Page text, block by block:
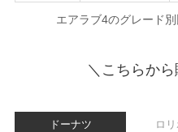
エアラブ4のグレード
＼こちらか
ドーナツ ロ